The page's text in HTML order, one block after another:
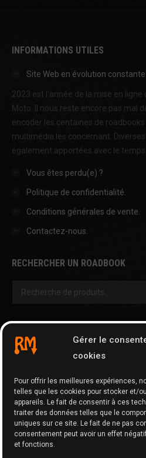
Gérer le
cookies
Pour offrir les meilleures expériences,
telles que les cookies pour stocker et/
appareils. Le fait de consentir à ces
traiter des données telles que le
uniques sur ce site. Le fait de ne pas
consentement peut avoir un effet
et fonctions.
INFORMATIONS UTILES
Site Web en évolution constante
2023 est l'année de la mise en ligne
Moto. Il nous reste encore pas mal
encoder les centaines de
multimédia les concernant.
également apportées avec le
Vous êtes perdu(e) ?
Politique de confidentialité.
Conditions générales de vente.
Contactez-nous.
RECHERCHER UN ROADBOOK
Cartographie
GPX Editor
GPX Optimizer
Google Maps to GPX
Memo